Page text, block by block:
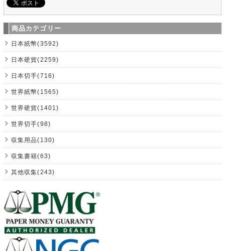
商品カテゴリー
日本紙幣(3592)
日本硬貨(2259)
日本切手(716)
世界紙幣(1565)
世界硬貨(1401)
世界切手(98)
収集用品(130)
収集書籍(63)
其他収集(243)